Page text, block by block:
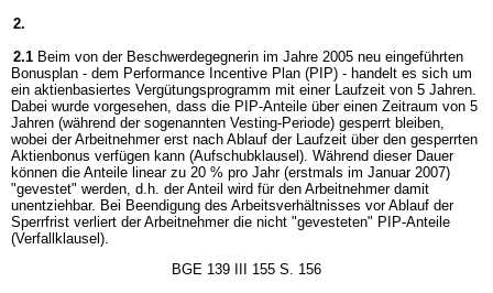
2.
2.1 Beim von der Beschwerdegegnerin im Jahre 2005 neu eingeführten
Bonusplan - dem Performance Incentive Plan (PIP) - handelt es sich um
ein aktienbasiertes Vergütungsprogramm mit einer Laufzeit von 5 Jahren.
Dabei wurde vorgesehen, dass die PIP-Anteile über einen Zeitraum von 5
Jahren (während der sogenannten Vesting-Periode) gesperrt bleiben,
wobei der Arbeitnehmer erst nach Ablauf der Laufzeit über den gesperrten
Aktienbonus verfügen kann (Aufschubklausel). Während dieser Dauer
können die Anteile linear zu 20 % pro Jahr (erstmals im Januar 2007)
"gevestet" werden, d.h. der Anteil wird für den Arbeitnehmer damit
unentziehbar. Bei Beendigung des Arbeitsverhältnisses vor Ablauf der
Sperrfrist verliert der Arbeitnehmer die nicht "gevesteten" PIP-Anteile
(Verfallklausel).
BGE 139 III 155 S. 156